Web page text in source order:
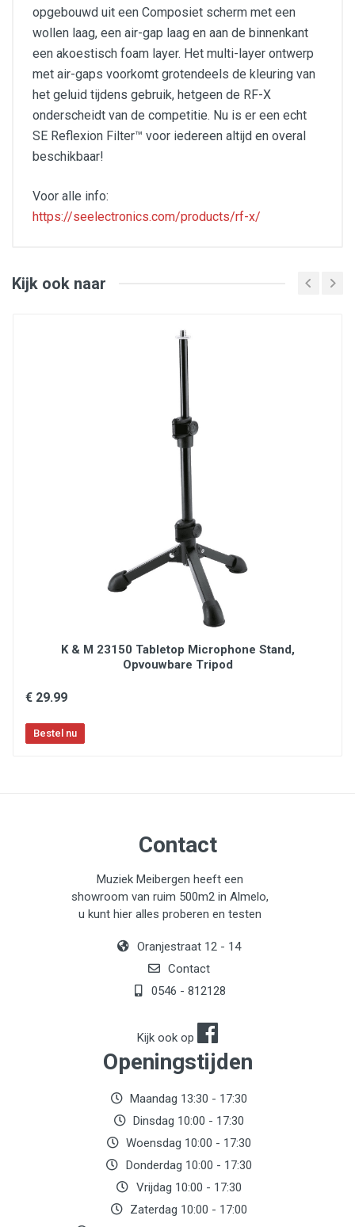
opgebouwd uit een Composiet scherm met een
wollen laag, een air-gap laag en aan de binnenkant
een akoestisch foam layer. Het multi-layer ontwerp
met air-gaps voorkomt grotendeels de kleuring van
het geluid tijdens gebruik, hetgeen de RF-X
onderscheidt van de competitie. Nu is er een echt
SE Reflexion Filter™ voor iedereen altijd en overal
beschikbaar!
Voor alle info:
https://seelectronics.com/products/rf-x/
is fitted with a small threaded piece that attaches the
clamp to your microphone stand. It is recommended
supplied. These can be loosened at any time to adjust
the height of the filter. Finally, attach your microphone
clip or shock mount to the remaining vertical bar. This
can also be adjusted at any time to vary the position of
your microphone within the filter.
Proven four-layer acoustic filter design
Multi-layer to ensure almost zero sound
Capture a great-sounding recording anywhere
Just like the RF Pro and RF SPACE, each RF-X is
assembled by hand in the sE factory
Now available in multiple finishes
Included in the X1 S Studio Bundle
Provides stellar performance and ease-of-use
Lightweight vented body and efficient, redesigned
clamp assembly
Kijk ook naar
K & M 23150 Tabletop Microphone Stand,
Opvouwbare Tripod
€ 29.99
Contact
Muziek Meibergen heeft een
showroom van ruim 500m2 in Almelo,
u kunt hier alles proberen en testen
Oranjestraat 12 - 14
Contact
0546 - 812128
Kijk ook op
Openingstijden
Maandag 13:30 - 17:30
Dinsdag 10:00 - 17:30
Woensdag 10:00 - 17:30
Donderdag 10:00 - 17:30
Vrijdag 10:00 - 17:30
Zaterdag 10:00 - 17:00